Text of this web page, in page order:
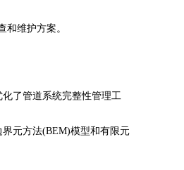
维护方案。
了管道系统完整性管理工
元方法(BEM)模型和有限元